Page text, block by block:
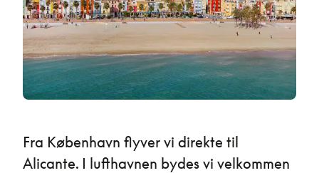
Fra København flyver vi direkte til
Alicante. I lufthavnen bydes vi velkommen